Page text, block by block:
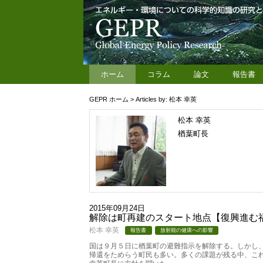
ホーム コラム 論文 報告書
GEPR ホーム > Articles by: 松本 幸英
松本 幸英
楢葉町長
2015年09月24日
解除は町再建のスタート地点【復興進む
松本 幸英 報告書 放射能の健康への影響
国は９月５日に楢葉町の避難指示を解除する。しかし
帰還をためらう町民も多い。多くの課題が残る中、